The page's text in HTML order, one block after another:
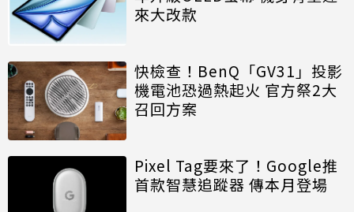
來大改款
快檢查！BenQ「GV31」投影
機電池恐過熱起火 官方祭2大
召回方案
Pixel Tag要來了！Google推
首款智慧追蹤器 傳本月登場